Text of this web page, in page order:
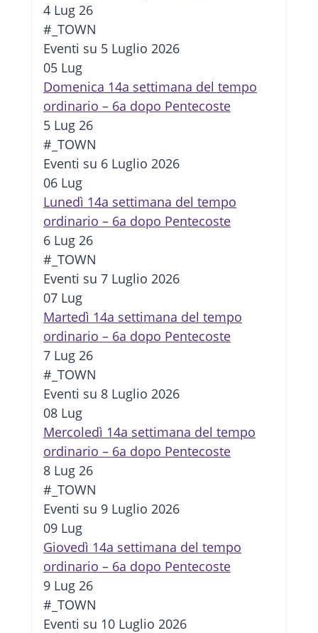
4 Lug 26
#_TOWN
Eventi su 5 Luglio 2026
05 Lug
Domenica 14a settimana del tempo
ordinario – 6a dopo Pentecoste
5 Lug 26
#_TOWN
Eventi su 6 Luglio 2026
06 Lug
Lunedì 14a settimana del tempo
ordinario – 6a dopo Pentecoste
6 Lug 26
#_TOWN
Eventi su 7 Luglio 2026
07 Lug
Martedì 14a settimana del tempo
ordinario – 6a dopo Pentecoste
7 Lug 26
#_TOWN
Eventi su 8 Luglio 2026
08 Lug
Mercoledì 14a settimana del tempo
ordinario – 6a dopo Pentecoste
8 Lug 26
#_TOWN
Eventi su 9 Luglio 2026
09 Lug
Giovedì 14a settimana del tempo
ordinario – 6a dopo Pentecoste
9 Lug 26
#_TOWN
Eventi su 10 Luglio 2026